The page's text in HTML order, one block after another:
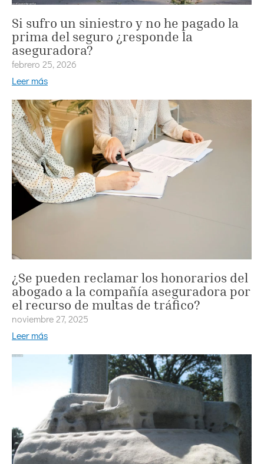
Si sufro un siniestro y no he pagado la
prima del seguro ¿responde la
aseguradora?
febrero 25, 2026
Leer más
¿Se pueden reclamar los honorarios del
abogado a la compañía aseguradora por
el recurso de multas de tráfico?
noviembre 27, 2025
Leer más